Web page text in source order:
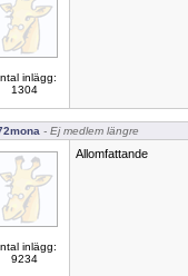
inlägg:
1304
- Ej medlem längre
inlägg:
9234
Allomfattande